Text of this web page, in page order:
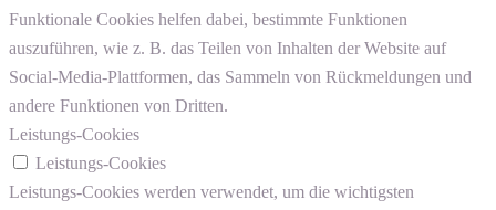
Funktionale Cookies helfen dabei, bestimmte Funktionen
auszuführen, wie z. B. das Teilen von Inhalten der Website auf
Social-Media-Plattformen, das Sammeln von Rückmeldungen und
andere Funktionen von Dritten.
Leistungs-Cookies
Leistungs-Cookies
Leistungs-Cookies werden verwendet, um die wichtigsten